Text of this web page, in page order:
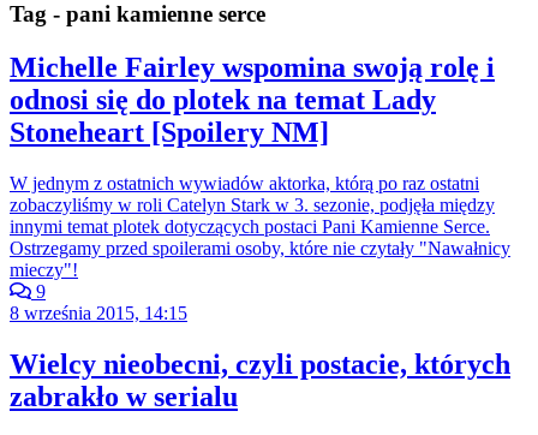
Tag - pani kamienne serce
Michelle Fairley wspomina swoją rolę i
odnosi się do plotek na temat Lady
Stoneheart [Spoilery NM]
W jednym z ostatnich wywiadów aktorka, którą po raz ostatni
zobaczyliśmy w roli Catelyn Stark w 3. sezonie, podjęła między
innymi temat plotek dotyczących postaci Pani Kamienne Serce.
Ostrzegamy przed spoilerami osoby, które nie czytały "Nawałnicy
mieczy"!
9
8 września 2015, 14:15
Wielcy nieobecni, czyli postacie, których
zabrakło w serialu